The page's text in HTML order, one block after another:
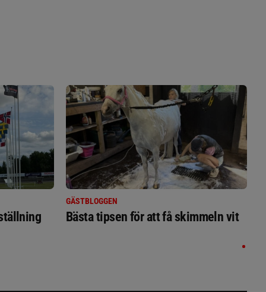
GÄSTBLOGGEN
Bästa tipsen för att få skimmeln vit